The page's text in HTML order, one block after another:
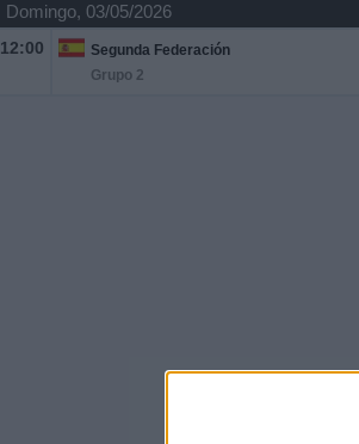
Domingo, 03/05/2026
12:00
Segunda Federación
Grupo 2